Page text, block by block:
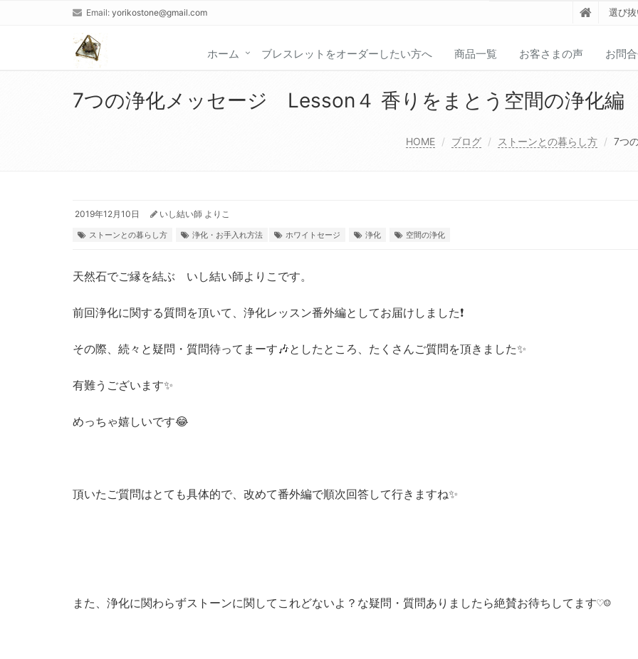
Email: yorikostone@gmail.com 選び
ホーム ブレスレットをオーダーしたい方へ 商品一覧 お客さまの声 お問
7つの浄化メッセージ Lesson４ 香りをまとう空間の浄化編
HOME ブログ ストーンとの暮らし方 7つ
2019年12月10日 いし結い師 よりこ
ストーンとの暮らし方 浄化・お手入れ方法 ホワイトセージ 浄化 空間の浄化
天然石でご縁を結ぶ いし結い師よりこです。
前回浄化に関する質問を頂いて、浄化レッスン番外編としてお届けしました❗️
その際、続々と疑問・質問待ってまーす🎶としたところ、 たくさんご質問を頂きました✨
有難うございます✨
めっちゃ嬉しいです😂
頂いたご質問はとても具体的で、改めて番外編で順次回答して行きますね✨
また、浄化に関わらずストーンに関してこれどないよ？な疑問・質問ありましたら絶賛お待ちしてます♡☺️